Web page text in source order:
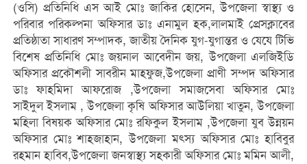
(ওসি) প্রতিনিধি এস আই মোঃ জাকির হোসেন, উপজেলা স্বাস্থ্য ও
পরিবার পরিকল্পনা অফিসার ডাঃ এনামুল হক,লালমাই প্রেসক্লাবের
প্রতিষ্ঠাতা সাধারণ সম্পাদক, জাতীয় দৈনিক যুগ-যুগান্তর ও যেযে টিভি
বিশেষ প্রতিনিধি মোঃ জয়নাল আবেদীন জয়, উপজেলা এলজিইডি
অফিসার প্রকৌশলী সাবরীন মাহফুজ,উপজেলা প্রাণী সম্পদ অফিসার
ডাঃ ফাহমিদা আফরোজ ,উপজেলা সমাজসেবা অফিসার মোঃ
সাইদুল ইসলাম , উপজেলা কৃষি অফিসার আউলিয়া খাতুন, উপজেলা
মহিলা বিষয়ক অফিসার মোঃ রফিকুল ইসলাম ,উপজেলা যুব উন্নয়ন
অফিসার মোঃ শাহজাহান, উপজেলা মৎস্য অফিসার মোঃ হাবিবুর
রহমান হাবিব,উপজেলা জনস্বাস্থ্য সহকারী অফিসার মোঃ মমিন আলী,